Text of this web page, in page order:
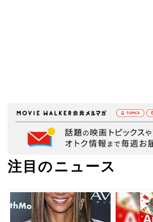
注目のニュース